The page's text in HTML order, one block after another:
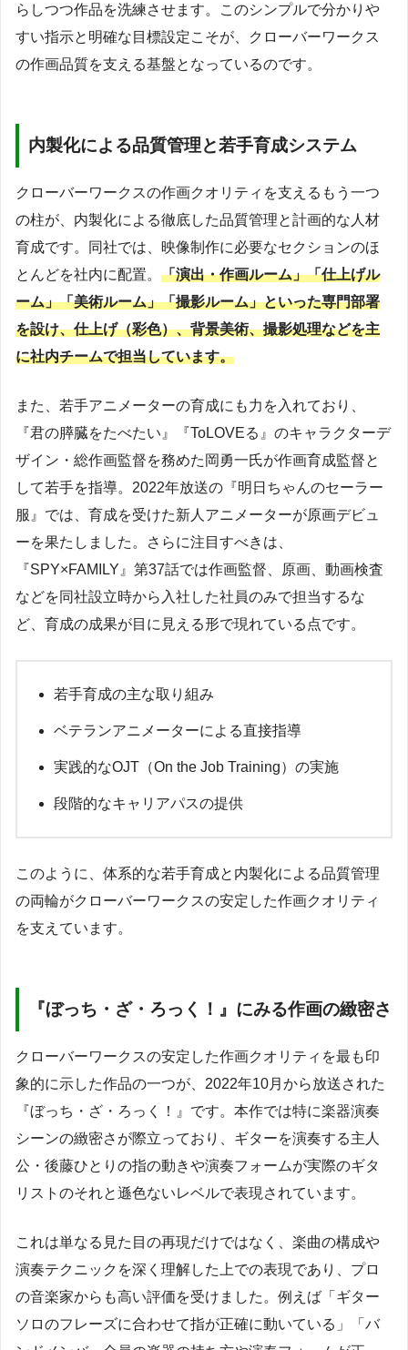
らしつつ作品を洗練させます。このシンプルで分かりや
すい指示と明確な目標設定こそが、クローバーワークス
の作画品質を支える基盤となっているのです。
内製化による品質管理と若手育成システム
クローバーワークスの作画クオリティを支えるもう一つ
の柱が、内製化による徹底した品質管理と計画的な人材
育成です。同社では、映像制作に必要なセクションのほ
とんどを社内に配置。 「演出・作画ルーム」「仕上げル
ーム」「美術ルーム」「撮影ルーム」といった専門部署
を設け、仕上げ（彩色）、背景美術、撮影処理などを主
に社内チームで担当しています。
また、若手アニメーターの育成にも力を入れており、
『君の膵臓をたべたい』『ToLOVEる』のキャラクターデ
ザイン・総作画監督を務めた岡勇一氏が作画育成監督と
して若手を指導。2022年放送の『明日ちゃんのセーラー
服』では、育成を受けた新人アニメーターが原画デビュ
ーを果たしました。さらに注目すべきは、
『SPY×FAMILY』第37話では作画監督、原画、動画検査
などを同社設立時から入社した社員のみで担当するな
ど、育成の成果が目に見える形で現れている点です。
若手育成の主な取り組み
ベテランアニメーターによる直接指導
実践的なOJT（On the Job Training）の実施
段階的なキャリアパスの提供
このように、体系的な若手育成と内製化による品質管理
の両輪がクローバーワークスの安定した作画クオリティ
を支えています。
『ぼっち・ざ・ろっく！』にみる作画の緻密さ
クローバーワークスの安定した作画クオリティを最も印
象的に示した作品の一つが、2022年10月から放送された
『ぼっち・ざ・ろっく！』です。本作では特に楽器演奏
シーンの緻密さが際立っており、ギターを演奏する主人
公・後藤ひとりの指の動きや演奏フォームが実際のギタ
リストのそれと遜色ないレベルで表現されています。
これは単なる見た目の再現だけではなく、楽曲の構成や
演奏テクニックを深く理解した上での表現であり、プロ
の音楽家からも高い評価を受けました。例えば「ギター
ソロのフレーズに合わせて指が正確に動いている」「バ